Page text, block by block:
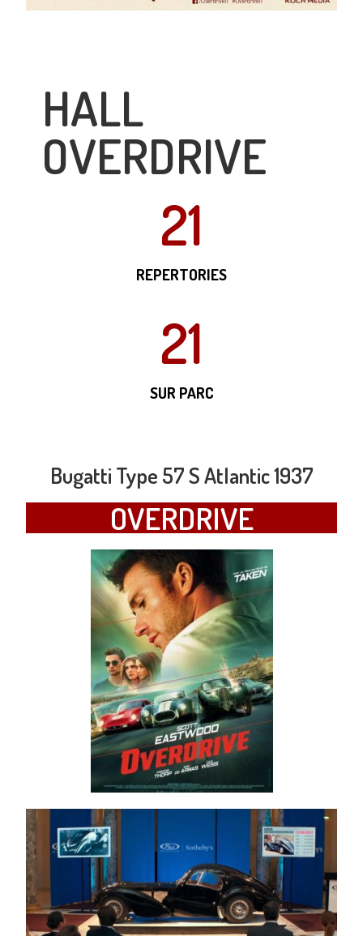
HALL
OVERDRIVE
REPERTORIES
21
SUR PARC
21
Bugatti Type 57 S Atlantic 1937
OVERDRIVE